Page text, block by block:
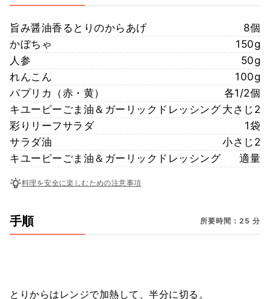
旨み醤油香るとりのからあげ
8個
かぼちゃ
150g
人参
50g
れんこん
100g
パプリカ（赤・黄）
各1/2個
キユーピーごま油＆ガーリックドレッシング 大さじ2
彩りリーフサラダ
1袋
サラダ油
小さじ2
キユーピーごま油＆ガーリックドレッシング
適量
料理を安全に楽しむための注意事項
手順 所要時間：25 分
とりからはレンジで加熱して、半分に切る。